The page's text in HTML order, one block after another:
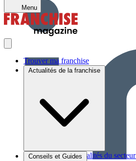
Menu
Trouver ma franchise
Actualités de la franchise
Brèves et actus Actualités du secteur
Conseils et Guides